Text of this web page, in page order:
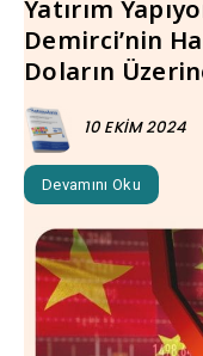
Yatırım
Demirci’nin
Doların
10 EKIM 2024
Devamını Oku